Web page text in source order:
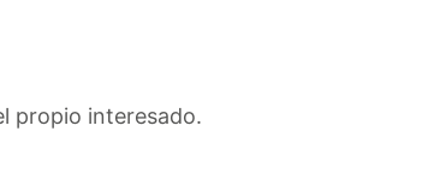
propio interesado.